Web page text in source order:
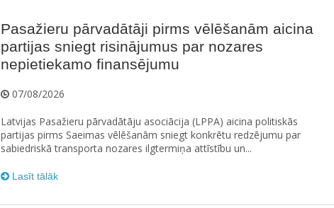
Pasažieru pārvadātāji pirms vēlēšanām aicina
partijas sniegt risinājumus par nozares
nepietiekamo finansējumu
07/08/2026
Latvijas Pasažieru pārvadātāju asociācija (LPPA) aicina politiskās
partijas pirms Saeimas vēlēšanām sniegt konkrētu redzējumu par
sabiedriskā transporta nozares ilgtermiņa attīstību un...
Lasīt tālāk